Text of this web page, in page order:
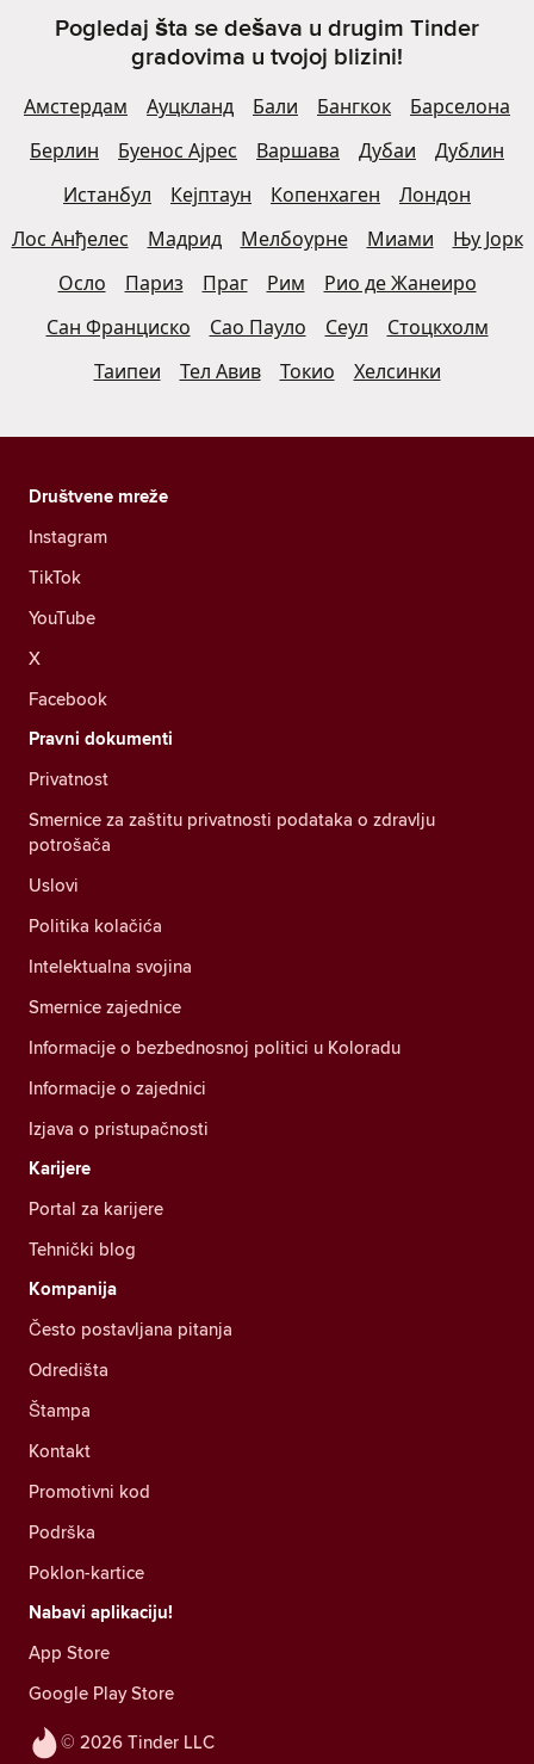
Pogledaj šta se dešava u drugim Tinder
gradovima u tvojoj blizini!
Амстердам Ауцкланд Бали Бангкок
Барселона
Берлин
Буенос Ајрес Варшава Дубаи
Дублин
Истанбул
Кејптаун Копенхаген
Лондон
Лос Анђелес
Мадрид Мелбоурне Миами
Њу Јорк
Осло
Париз Праг Рим
Рио де Жанеиро
Сан Франциско
Сао Пауло Сеул
Стоцкхолм
Таипеи
Тел Авив Токио Хелсинки
© 2026 Tinder LLC
Društvene mreže
Instagram
TikTok
YouTube
X
Facebook
Pravni dokumenti
Privatnost
Smernice za zaštitu privatnosti podataka o zdravlju
potrošača
Uslovi
Politika kolačića
Intelektualna svojina
Smernice zajednice
Informacije o bezbednosnoj politici u Koloradu
Informacije o zajednici
Izjava o pristupačnosti
Karijere
Portal za karijere
Tehnički blog
Kompanija
Često postavljana pitanja
Odredišta
Štampa
Kontakt
Promotivni kod
Podrška
Poklon-kartice
Nabavi aplikaciju!
App Store
Google Play Store